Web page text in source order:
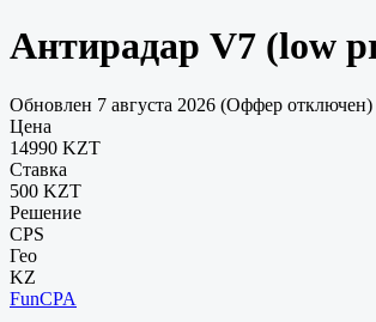
Антирадар V7 (low
Обновлен 7 августа 2026 (Оффер отключен)
Цена
14990 KZT
Ставка
500 KZT
Решение
CPS
Гео
KZ
FunCPA